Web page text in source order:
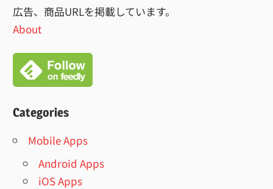
広告、商品URLを掲載しています。
About
Categories
Mobile Apps
Android Apps
iOS Apps